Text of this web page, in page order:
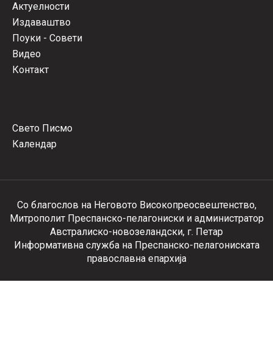
Актуелности
Издаваштво
Поуки - Совети
Видео
Контакт
Свето Писмо
Календар
Со благослов на Неговото Високопреосвештенство,
Митрополит Преспанско-пелагониски и администратор
Австралиско-новозеландски, г. Петар
Информативна служба на Преспанско-пелагониската
православна епархија